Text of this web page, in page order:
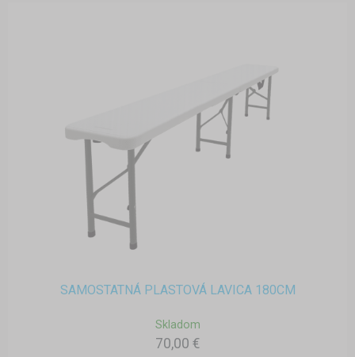
SAMOSTATNÁ PLASTOVÁ LAVICA 180CM
Skladom
70,00 €